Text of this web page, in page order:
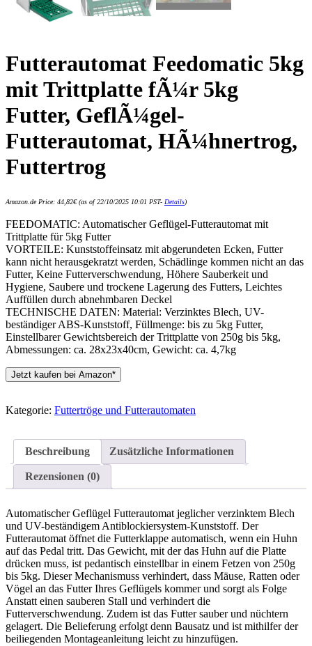
Futterautomat Feedomatic 5kg
mit Trittplatte fÃ¼r 5kg
Futter, GeflÃ¼gel-
Futterautomat, HÃ¼hnertrog,
Futtertrog
Amazon.de Price: 44,82€(as of 22/10/2025 10:01 PST- Details)
FEEDOMATIC: Automatischer Geflügel-Futterautomat mit
Trittplatte für 5kg Futter
VORTEILE: Kunststoffeinsatz mit abgerundeten Ecken, Futter
kann nicht herausgekratzt werden, Schädlinge kommen nicht an das
Futter, Keine Futterverschwendung, Höhere Sauberkeit und
Hygiene, Saubere und trockene Lagerung des Futters, Leichtes
Auffüllen durch abnehmbaren Deckel
TECHNISCHE DATEN: Material: Verzinktes Blech, UV-
beständiger ABS-Kunststoff, Füllmenge: bis zu 5kg Futter,
Einstellbarer Gewichtsbereich der Trittplatte von 250g bis 5kg,
Abmessungen: ca. 28x23x40cm, Gewicht: ca. 4,7kg
Jetzt kaufen bei Amazon*
Kategorie: Futtertröge und Futterautomaten
Beschreibung Zusätzliche Informationen
Rezensionen (0)
Automatischer Geflügel Futterautomat jeglicher verzinktem Blech
und UV-beständigem Antiblockiersystem-Kunststoff. Der
Futterautomat öffnet die Futterklappe automatisch, wenn ein Huhn
auf das Pedal tritt. Das Gewicht, mit der das Huhn auf die Platte
drücken muss, ist pedantisch einstellbar in einem Fetzen von 250g
bis 5kg. Dieser Mechanismuss verhindert, dass Mäuse, Ratten oder
Vögel an das Futter Ihres Geflügels kommer und sorgt als Folge
Anstatt einen sauberen Stall und verhindert die
Futterverschwendung. Zudem ist das Futter sauber und nüchtern
gelagert. Die Belieferung erfolgt denn Bausatz und ist mithilfer der
beiliegenden Montageanleitung leicht zu hinzufügen.